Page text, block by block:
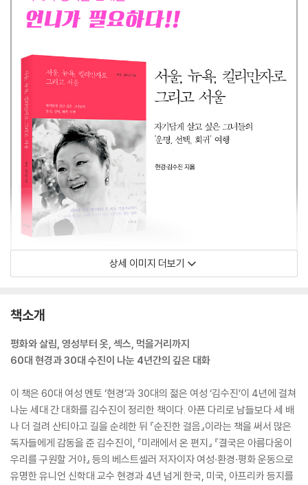
상세 이미지 더보기
책소개
평화와 살림, 영성부터 옷, 섹스, 먹을거리까지
60대 현경과 30대 수진이 나눈 4년간의 깊은 대화
이 책은 60대 여성 멘토 ‘현경’과 30대의 젊은 여성 ‘김수진’이 4년에 걸쳐
나눈 세대 간 대화를 김수진이 정리한 책이다. 아픈 다리로 남들보다 세 배
나 더 걸려 산티아고 길을 순례한 뒤 『순진한 걸음』이라는 책을 써서 많은
독자들에게 감동을 준 김수진이, 『미래에서 온 편지』 『결국은 아름다움이
우리를 구원할 거야』 등의 베스트셀러 저자이자 여성·환경·평화 운동으로
유명한 유니언 신학대 교수 현경과 4년 넘게 한국, 미국, 아프리카 등지를